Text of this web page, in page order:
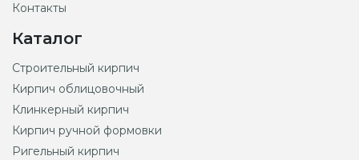
Контакты
Каталог
Строительный кирпич
Кирпич облицовочный
Клинкерный кирпич
Кирпич ручной формовки
Ригельный кирпич